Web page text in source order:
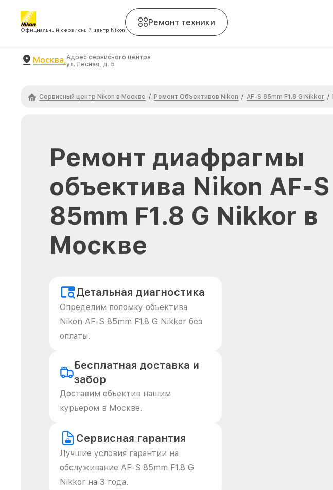
Официальный сервисный центр Nikon
Ремонт техники
Москва,Адрес сервисного центра
ул. Лесная, д. 5
Сервисный центр Nikon в Москве / Ремонт Объективов Nikon / AF-S 85mm F1.8 G Nikkor /
Ремонт диафрагмы
объектива Nikon AF-S
85mm F1.8 G Nikkor в
Москве
Детальная диагностика
Определим поломку объектива
Nikon AF-S 85mm F1.8 G Nikkor без
оплаты.
Бесплатная доставка и
забор
Доставим объектив нашим
курьером в Москве.
Сервисная гарантия
Лучшие условия гарантии на
обслуживание AF-S 85mm F1.8 G
Nikkor на 3 года.